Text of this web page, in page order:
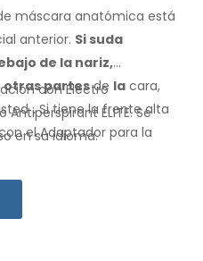
máscara anatómica está
anterior. Si suda
de la nariz,
otras partesde la cara,
. Si tienela frente alta
el Adaptador para la
con Electro
ELITE. Se
en suidioma.